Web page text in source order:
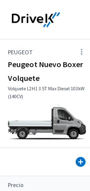
PEUGEOT
Peugeot Nuevo Boxer
Volquete
Volquete L2H1 3.5T Max Diesel 103kW
(140CV)
Precio